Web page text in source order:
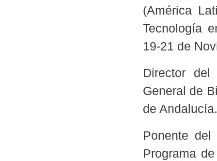
(América
Tecnología
19-21 de
Director
General de
de
Ponente
Programa